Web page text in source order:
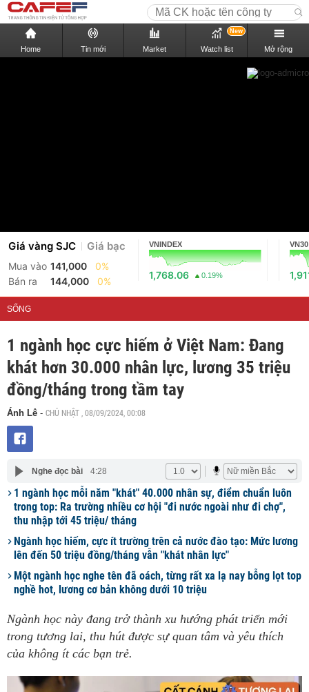
Home Tin mới Market Watch list
New
Mở rộng
Giá vàng SJC Giá bạc
Mua vào 141,000
0%
Bán ra
144,000 0%
VNINDEX
1,768.06 0.19%
VN30
SỐNG
1 ngành học cực hiếm ở Việt Nam: Đang
khát hơn 30.000 nhân lực, lương 35 triệu
đồng/tháng trong tầm tay
Ánh Lê - CHỦ NHẬT , 08/09/2024, 00:08
Nghe đọc bài 4:28
1 ngành học mỗi năm "khát" 40.000 nhân sự, điểm chuẩn luôn
trong top: Ra trường nhiều cơ hội "đi nước ngoài như đi chợ",
thu nhập tới 45 triệu/ tháng
Ngành học hiếm, cực ít trường trên cả nước đào tạo: Mức lương
lên đến 50 triệu đồng/tháng vẫn "khát nhân lực"
Một ngành học nghe tên đã oách, từng rất xa lạ nay bỗng lọt top
nghề hot, lương cơ bản không dưới 10 triệu
Ngành học này đang trở thành xu hướng phát triển mới
trong tương lai, thu hút được sự quan tâm và yêu thích
của không ít các bạn trẻ.